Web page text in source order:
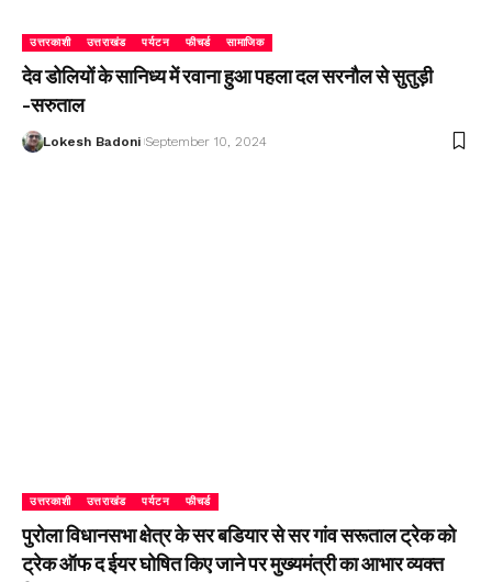
उत्तरकाशी उत्तराखंड पर्यटन फीचर्ड सामाजिक
देव डोलियों के सानिध्य में रवाना हुआ पहला दल सरनौल से सुतुड़ी
-सरुताल
Lokesh Badoni September 10, 2024
उत्तरकाशी उत्तराखंड पर्यटन फीचर्ड
पुरोला विधानसभा क्षेत्र के सर बडियार से सर गांव सरूताल ट्रेक को
ट्रेक ऑफ द ईयर घोषित किए जाने पर मुख्यमंत्री का आभार व्यक्त